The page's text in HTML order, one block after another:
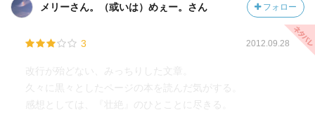
メリーさん。（或いは）めぇー。さん フォロー
3 2012.09.28
改行が殆どない、みっちりした文章。
久々に黒々としたページの本を読んだ気がする。
感想としては、『壮絶』のひとことに尽きる。